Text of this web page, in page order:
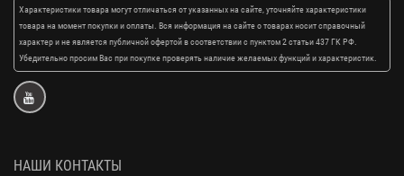
Характеристики товара могут отличаться от указанных на сайте, уточняйте характеристики
товара на момент покупки и оплаты. Вся информация на сайте о товарах носит справочный
характер и не является публичной офертой в соответствии с пунктом 2 статьи 437 ГК РФ.
Убедительно просим Вас при покупке проверять наличие желаемых функций и характеристик.
НАШИ КОНТАКТЫ